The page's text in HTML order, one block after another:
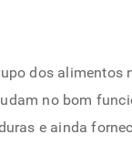
dos alimentos
no bom
e ainda